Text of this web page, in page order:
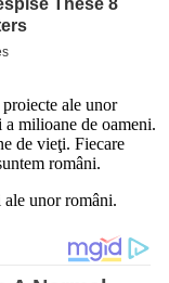
ale unor
milioane de oameni.
de vieţi. Fiecare
români.
unor români.